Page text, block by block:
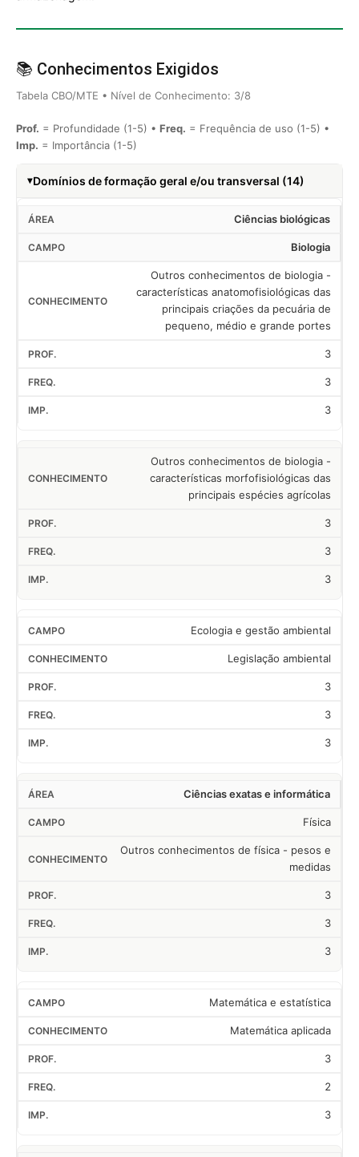
📚 Conhecimentos Exigidos
Tabela CBO/MTE • Nível de Conhecimento: 3/8
Prof. = Profundidade (1-5) • Freq. = Frequência de uso (1-5) •
Imp. = Importância (1-5)
Domínios de formação geral e/ou transversal (14)
Ciências biológicas
Biologia
Outros conhecimentos de biologia -
características anatomofisiológicas das
principais criações da pecuária de
pequeno, médio e grande portes
3
3
3
Outros conhecimentos de biologia -
características morfofisiológicas das
principais espécies agrícolas
3
3
3
Ecologia e gestão ambiental
Legislação ambiental
3
3
3
Ciências exatas e informática
Física
Outros conhecimentos de física - pesos e
medidas
3
3
3
Matemática e estatística
Matemática aplicada
3
2
3